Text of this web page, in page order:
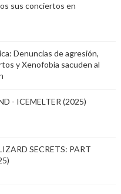
sus conciertos en
Denuncias de agresión,
y Xenofobia sacuden al
- ICEMELTER (2025)
SECRETS: PART